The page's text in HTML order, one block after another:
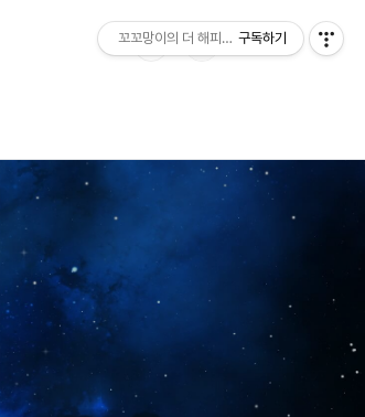
꼬꼬망이의 더 해피한 하루구독하기